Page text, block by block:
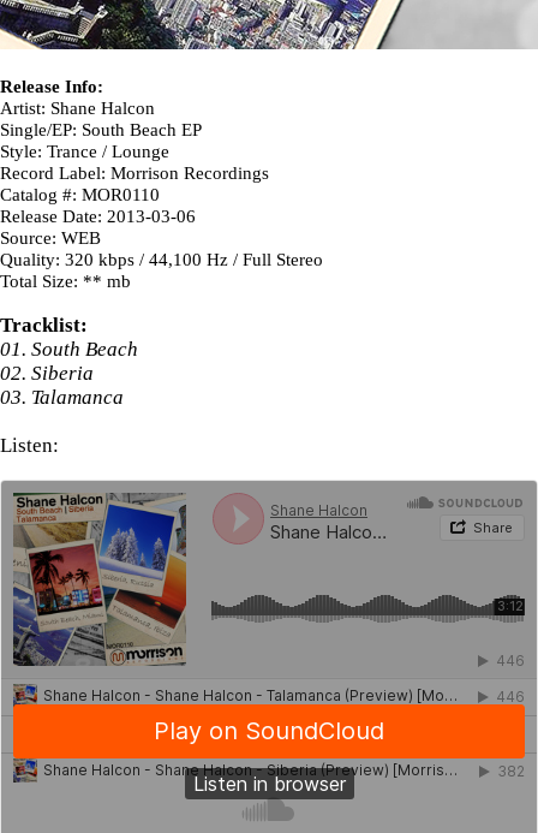
Release Info:
Artist: Shane Halcon
Single/EP: South Beach EP
Style: Trance / Lounge
Record Label: Morrison Recordings
Catalog #: MOR0110
Release Date: 2013-03-06
Source: WEB
Quality: 320 kbps / 44,100 Hz / Full Stereo
Total Size: ** mb
Tracklist:
01. South Beach
02. Siberia
03. Talamanca
Listen: